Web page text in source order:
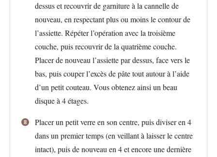
dessus et recouvrir de garniture à la cannelle de
nouveau, en respectant plus ou moins le contour de
l’assiette. Répéter l’opération avec la troisième
couche, puis recouvrir de la quatrième couche.
Placer de nouveau l’assiette par dessus, face vers le
bas, puis couper l’excès de pâte tout autour à l’aide
d’un petit couteau. Vous obtenez ainsi un beau
disque à 4 étages.
Placer un petit verre en son centre, puis diviser en 4
dans un premier temps (en veillant à laisser le centre
intact), puis de nouveau en 4 et encore une dernière